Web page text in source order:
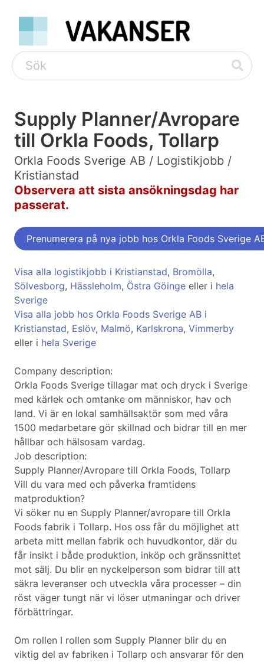
Supply Planner/Avropare
till Orkla Foods, Tollarp
Orkla Foods Sverige AB / Logistikjobb /
Kristianstad
Observera att sista ansökningsdag har
passerat.
Prenumerera på nya jobb hos Orkla Foods Sverige
Visa alla logistikjobb i Kristianstad, Bromölla,
Sölvesborg, Hässleholm, Östra Göinge eller i hela
Sverige
Visa alla jobb hos Orkla Foods Sverige AB i
Kristianstad, Eslöv, Malmö, Karlskrona, Vimmerby
eller i hela Sverige
Company description:
Orkla Foods Sverige tillagar mat och dryck i Sverige
med kärlek och omtanke om människor, hav och
land. Vi är en lokal samhällsaktör som med våra
1500 medarbetare gör skillnad och bidrar till en mer
hållbar och hälsosam vardag.
Job description:
Supply Planner/Avropare till Orkla Foods, Tollarp
Vill du vara med och påverka framtidens
matproduktion?
Vi söker nu en Supply Planner/avropare till Orkla
Foods fabrik i Tollarp. Hos oss får du möjlighet att
arbeta mitt mellan fabrik och huvudkontor, där du
får insikt i både produktion, inköp och gränssnittet
mot sälj. Du blir en nyckelperson som bidrar till att
säkra leveranser och utveckla våra processer – din
röst väger tungt när vi löser utmaningar och driver
förbättringar.
Om rollen I rollen som Supply Planner blir du en
viktig del av fabriken i Tollarp och ansvarar för den